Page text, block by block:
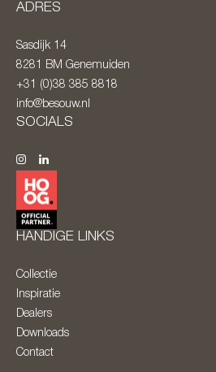
ADRES
Sasdijk 14
8281 BM Genemuiden
+31 (0)38 385 8818
info@besouw.nl
SOCIALS
HANDIGE LINKS
Collectie
Inspiratie
Dealers
Downloads
Contact